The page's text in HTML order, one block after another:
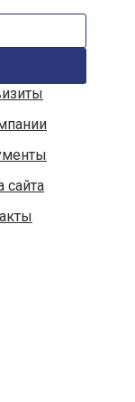
сайта